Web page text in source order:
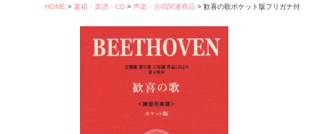
HOME > 書籍・楽譜・CD> 声楽・合唱関連商品> 歓喜の歌ポケット版フリガナ付